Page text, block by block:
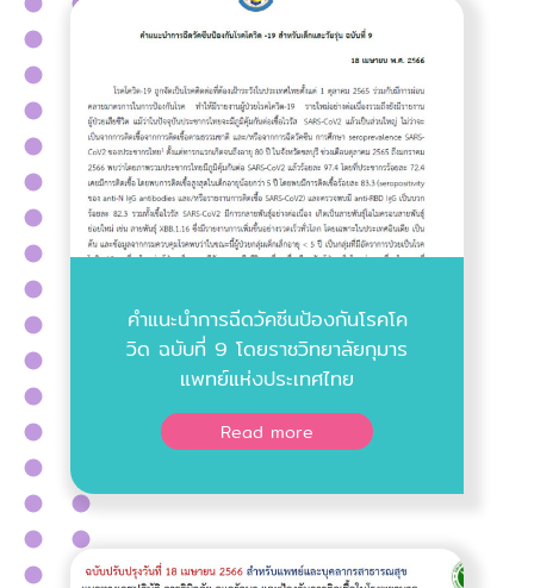
คำแนะนำการฉีดวัคซีนป้องกันโรคโค
วิด ฉบับที่ 9 โดยราชวิทยาลัยกุมาร
แพทย์แห่งประเทศไทย
Read more